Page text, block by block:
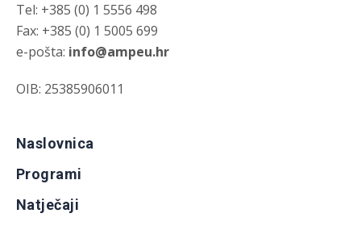
Tel: +385 (0) 1 5556 498
Fax: +385 (0) 1 5005 699
e-pošta: info@ampeu.hr
OIB: 25385906011
Naslovnica
Programi
Natječaji